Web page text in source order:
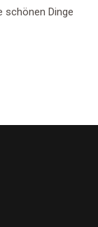
schönen Dinge